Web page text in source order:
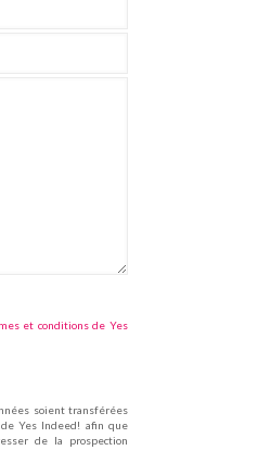
et conditions de Yes
soient transférées
Yes Indeed! afin que
de la prospection